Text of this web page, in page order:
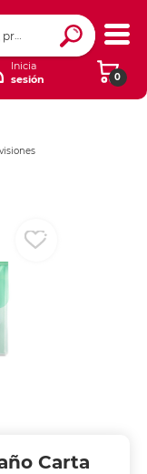
0
Inicia
sesión
Carta
Ingresar Codigo